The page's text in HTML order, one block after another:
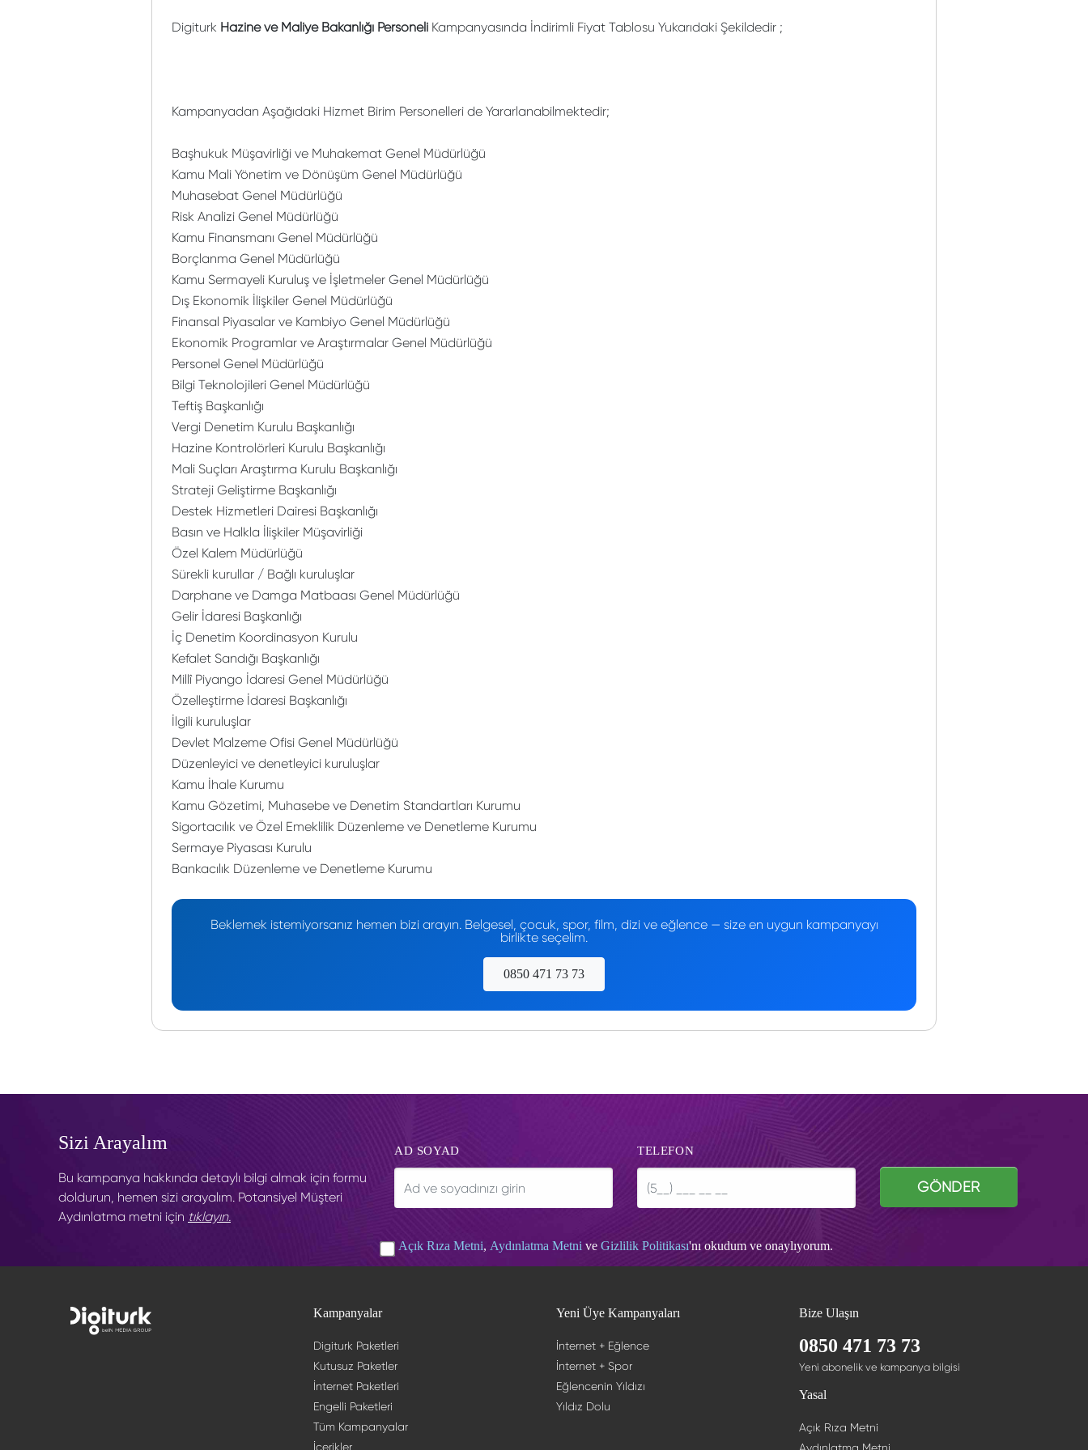
Digiturk Hazine ve Maliye Bakanlığı Personeli Kampanyasında İndirimli Fiyat Tablosu Yukarıdaki Şekildedir ;
Kampanyadan Aşağıdaki Hizmet Birim Personelleri de Yararlanabilmektedir;
Başhukuk Müşavirliği ve Muhakemat Genel Müdürlüğü
Kamu Mali Yönetim ve Dönüşüm Genel Müdürlüğü
Muhasebat Genel Müdürlüğü
Risk Analizi Genel Müdürlüğü
Kamu Finansmanı Genel Müdürlüğü
Borçlanma Genel Müdürlüğü
Kamu Sermayeli Kuruluş ve İşletmeler Genel Müdürlüğü
Dış Ekonomik İlişkiler Genel Müdürlüğü
Finansal Piyasalar ve Kambiyo Genel Müdürlüğü
Ekonomik Programlar ve Araştırmalar Genel Müdürlüğü
Personel Genel Müdürlüğü
Bilgi Teknolojileri Genel Müdürlüğü
Teftiş Başkanlığı
Vergi Denetim Kurulu Başkanlığı
Hazine Kontrolörleri Kurulu Başkanlığı
Mali Suçları Araştırma Kurulu Başkanlığı
Strateji Geliştirme Başkanlığı
Destek Hizmetleri Dairesi Başkanlığı
Basın ve Halkla İlişkiler Müşavirliği
Özel Kalem Müdürlüğü
Sürekli kurullar / Bağlı kuruluşlar
Darphane ve Damga Matbaası Genel Müdürlüğü
Gelir İdaresi Başkanlığı
İç Denetim Koordinasyon Kurulu
Kefalet Sandığı Başkanlığı
Millî Piyango İdaresi Genel Müdürlüğü
Özelleştirme İdaresi Başkanlığı
İlgili kuruluşlar
Devlet Malzeme Ofisi Genel Müdürlüğü
Düzenleyici ve denetleyici kuruluşlar
Kamu İhale Kurumu
Kamu Gözetimi, Muhasebe ve Denetim Standartları Kurumu
Sigortacılık ve Özel Emeklilik Düzenleme ve Denetleme Kurumu
Sermaye Piyasası Kurulu
Bankacılık Düzenleme ve Denetleme Kurumu
Beklemek istemiyorsanız hemen bizi arayın. Belgesel, çocuk, spor, film, dizi ve eğlence — size en uygun kampanyayı
birlikte seçelim.
0850 471 73 73
Sizi Arayalım
Bu kampanya hakkında detaylı bilgi almak için formu
doldurun, hemen sizi arayalım. Potansiyel Müşteri
Aydınlatma metni için tıklayın.
AD SOYAD TELEFON
GÖNDER
Açık Rıza Metni, Aydınlatma Metni ve Gizlilik Politikası'nı okudum ve onaylıyorum.
Kampanyalar
Digiturk Paketleri
Kutusuz Paketler
İnternet Paketleri
Engelli Paketleri
Tüm Kampanyalar
İçerikler
Yeni Üye Kampanyaları
İnternet + Eğlence
İnternet + Spor
Eğlencenin Yıldızı
Yıldız Dolu
Bize Ulaşın
0850 471 73 73
Yeni abonelik ve kampanya bilgisi
Yasal
Açık Rıza Metni